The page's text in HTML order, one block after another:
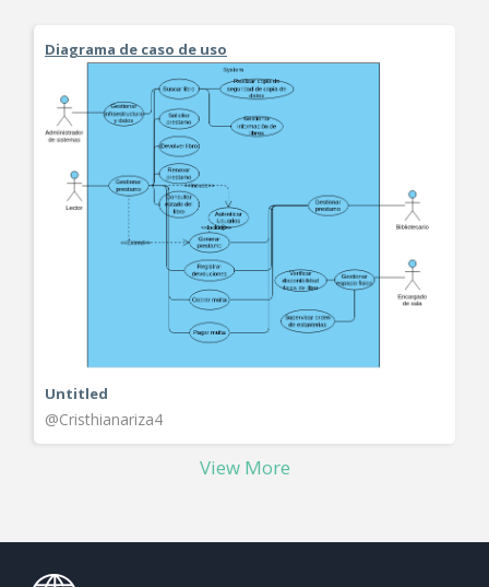
Diagrama de caso de uso
Untitled
@Cristhianariza4
View More